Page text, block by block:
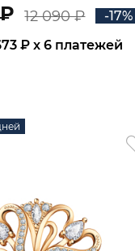
12 090 ₽
-17%
₽x 6 платежей